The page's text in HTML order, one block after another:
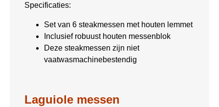
Specificaties:
Set van 6 steakmessen met houten lemmet
Inclusief robuust houten messenblok
Deze steakmessen zijn niet
vaatwasmachinebestendig
Laguiole messen